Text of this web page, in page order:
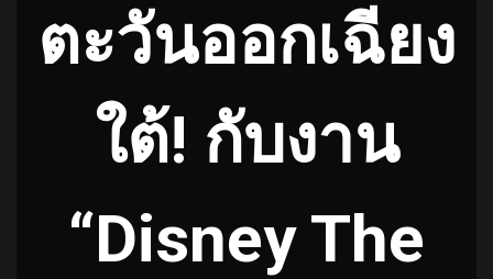
ตะวันออกเฉียง
ใต้! กับงาน
“Disney The